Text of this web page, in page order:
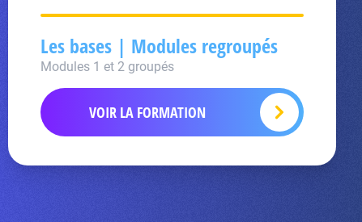
Les bases | Modules regroupés
Modules 1 et 2 groupés
VOIR LA FORMATION